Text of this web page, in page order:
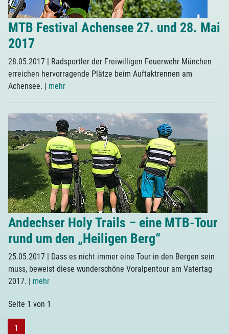
MTB Festival Achensee 27. und 28. Mai
2017
28.05.2017 | Radsportler der Freiwilligen Feuerwehr München
erreichen hervorragende Plätze beim Auftaktrennen am
Achensee. | mehr
Andechser Holy Trails – eine MTB-Tour
rund um den „Heiligen Berg“
25.05.2017 | Dass es nicht immer eine Tour in den Bergen sein
muss, beweist diese wunderschöne Voralpentour am Vatertag
2017. | mehr
Seite 1 von 1
1